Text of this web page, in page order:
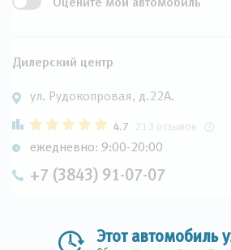
Дилерский центр
ул. Рудокопровая, д.22А.
4.7 213 отзывов
ежедневно: 9:00-20:00
+7 (3843) 91-07-07
Этот автомобиль